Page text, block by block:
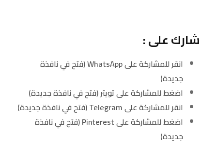
شارك على :
انقر للمشاركة على WhatsApp (فتح في نافذة
جديدة)
اضغط للمشاركة على تويتر (فتح في نافذة جديدة)
انقر للمشاركة على Telegram (فتح في نافذة جديدة)
اضغط للمشاركة على Pinterest (فتح في نافذة
جديدة)